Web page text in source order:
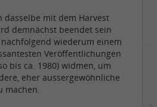
dasselbe mit dem Harvest
demnächst beendet sein
wiederum einem
Veröffentlichungen
bis ca. 1980) widmen, um
eher aussergewöhnliche
machen.